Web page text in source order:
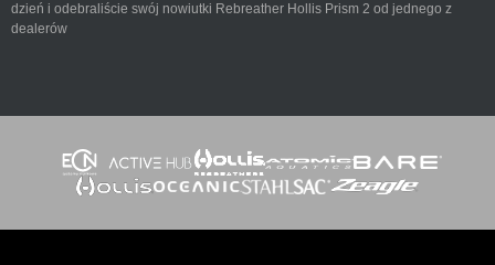
dzień i odebraliście swój nowiutki Rebreather Hollis Prism 2 od jednego z
dealerów